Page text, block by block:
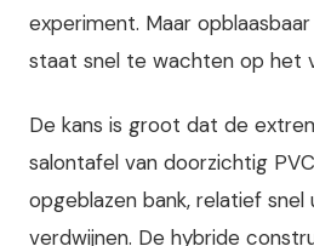
experiment. Maar
staat snel te wachten op het
De kans is groot dat de
salontafel van doorzichtig
opgeblazen bank, relatief
verdwijnen. De hybride